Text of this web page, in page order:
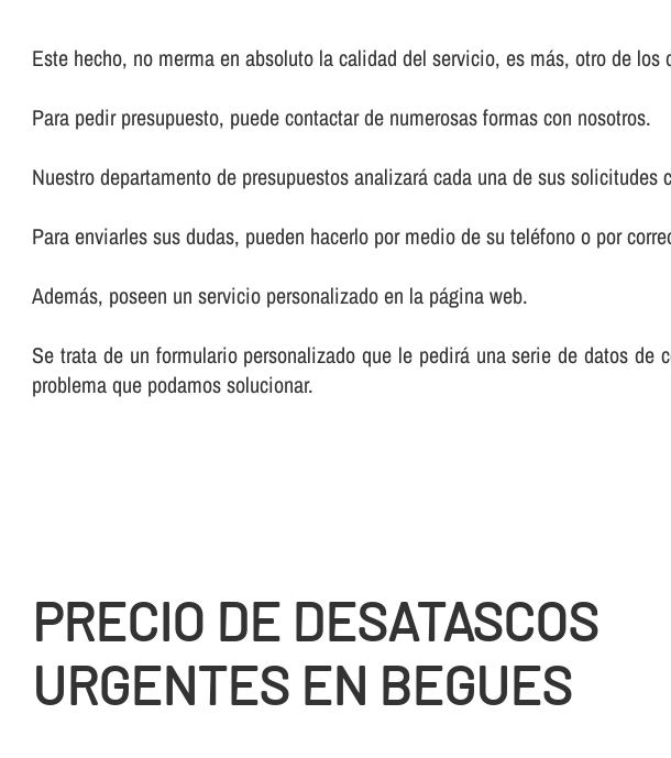
Este hecho, no merma en absoluto la calidad del servicio, es más, otro de
Para pedir presupuesto, puede contactar de numerosas formas con nosotros.
Nuestro departamento de presupuestos analizará cada una de sus
Para enviarles sus dudas, pueden hacerlo por medio de su teléfono o por
Además, poseen un servicio personalizado en la página web.
Se trata de un formulario personalizado que le pedirá una serie de datos
problema que podamos solucionar.
PRECIO DE DESATASCOS
URGENTES EN BEGUES